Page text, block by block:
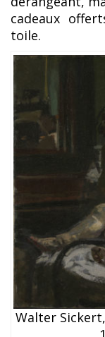
cadeaux
toile.
Walter